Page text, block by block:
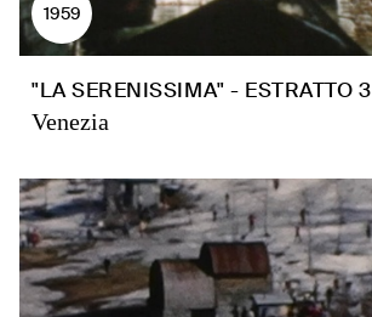
1959
"LA SERENISSIMA" - ESTRATTO 3
Venezia